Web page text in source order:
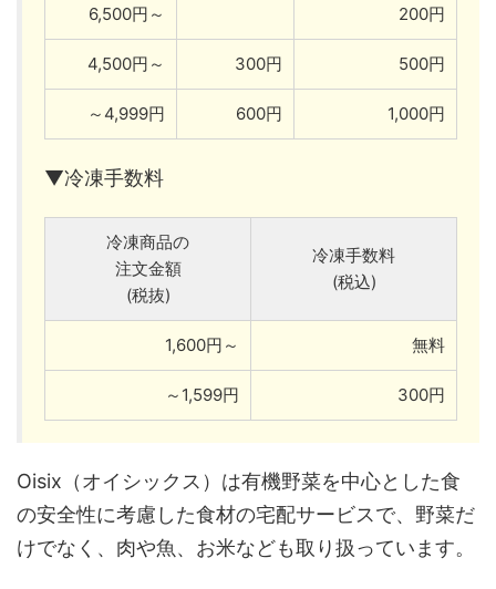
6,500円～ 200円
4,500円～ 300円 500円
～4,999円 600円 1,000円
▼冷凍手数料
冷凍商品の
注文金額
(税抜)
冷凍手数料
(税込)
1,600円～ 無料
～1,599円 300円
Oisix（オイシックス）は有機野菜を中心とした食
の安全性に考慮した食材の宅配サービスで、野菜だ
けでなく、肉や魚、お米なども取り扱っています。